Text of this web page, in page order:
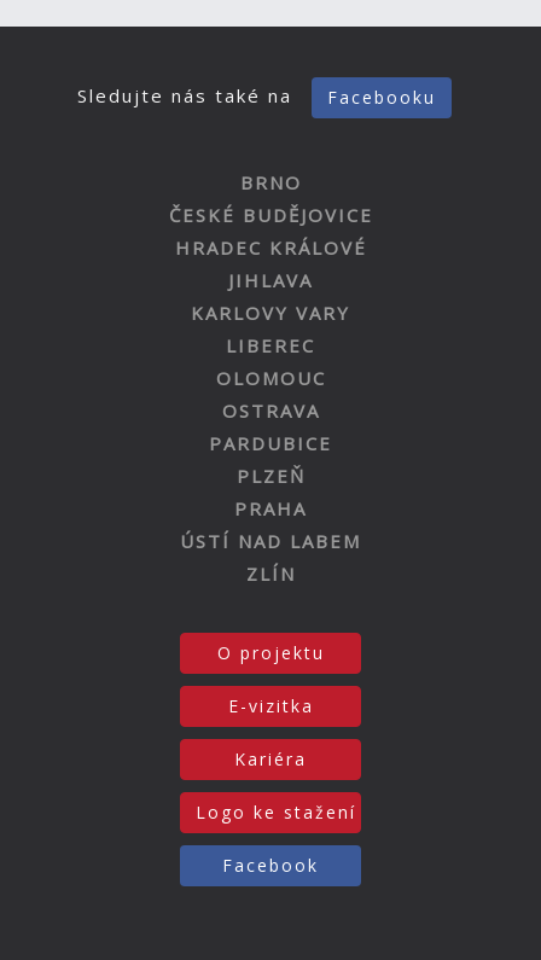
Sledujte nás také na Facebooku
BRNO
ČESKÉ BUDĚJOVICE
HRADEC KRÁLOVÉ
JIHLAVA
KARLOVY VARY
LIBEREC
OLOMOUC
OSTRAVA
PARDUBICE
PLZEŇ
PRAHA
ÚSTÍ NAD LABEM
ZLÍN
O projektu
E-vizitka
Kariéra
Logo ke stažení
Facebook